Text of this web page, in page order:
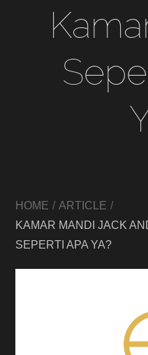
HOME
ARTICLE
KAMAR MANDI JACK
SEPERTI APA YA?